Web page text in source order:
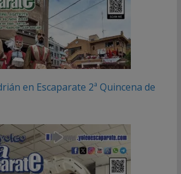
en Escaparate 2ª Quincena de